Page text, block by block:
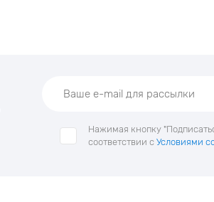
Нажимая кнопку
соответствии с Условиями